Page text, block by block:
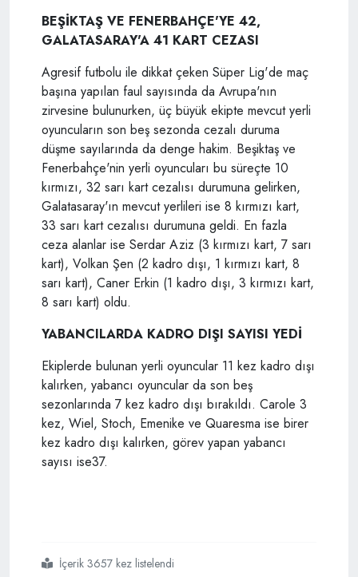
BEŞİKTAŞ VE FENERBAHÇE'YE 42,
GALATASARAY'A 41 KART CEZASI
Agresif futbolu ile dikkat çeken Süper Lig'de maç
başına yapılan faul sayısında da Avrupa'nın
zirvesine bulunurken, üç büyük ekipte mevcut yerli
oyuncuların son beş sezonda cezalı duruma
düşme sayılarında da denge hakim. Beşiktaş ve
Fenerbahçe'nin yerli oyuncuları bu süreçte 10
kırmızı, 32 sarı kart cezalısı durumuna gelirken,
Galatasaray'ın mevcut yerlileri ise 8 kırmızı kart,
33 sarı kart cezalısı durumuna geldi. En fazla
ceza alanlar ise Serdar Aziz (3 kırmızı kart, 7 sarı
kart), Volkan Şen (2 kadro dışı, 1 kırmızı kart, 8
sarı kart), Caner Erkin (1 kadro dışı, 3 kırmızı kart,
8 sarı kart) oldu.
YABANCILARDA KADRO DIŞI SAYISI YEDİ
Ekiplerde bulunan yerli oyuncular 11 kez kadro dışı
kalırken, yabancı oyuncular da son beş
sezonlarında 7 kez kadro dışı bırakıldı. Carole 3
kez, Wiel, Stoch, Emenike ve Quaresma ise birer
kez kadro dışı kalırken, görev yapan yabancı
sayısı ise37.
#galatasaray
#fenerbahçe
#beşiktaş
#kart cezaları
İçerik 3657 kez listelendi